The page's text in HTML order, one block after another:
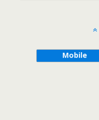
Mobile